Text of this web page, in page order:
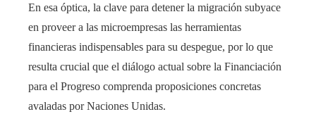
En esa óptica, la clave para detener la migración subyace
en proveer a las microempresas las herramientas
financieras indispensables para su despegue, por lo que
resulta crucial que el diálogo actual sobre la Financiación
para el Progreso comprenda proposiciones concretas
avaladas por Naciones Unidas.